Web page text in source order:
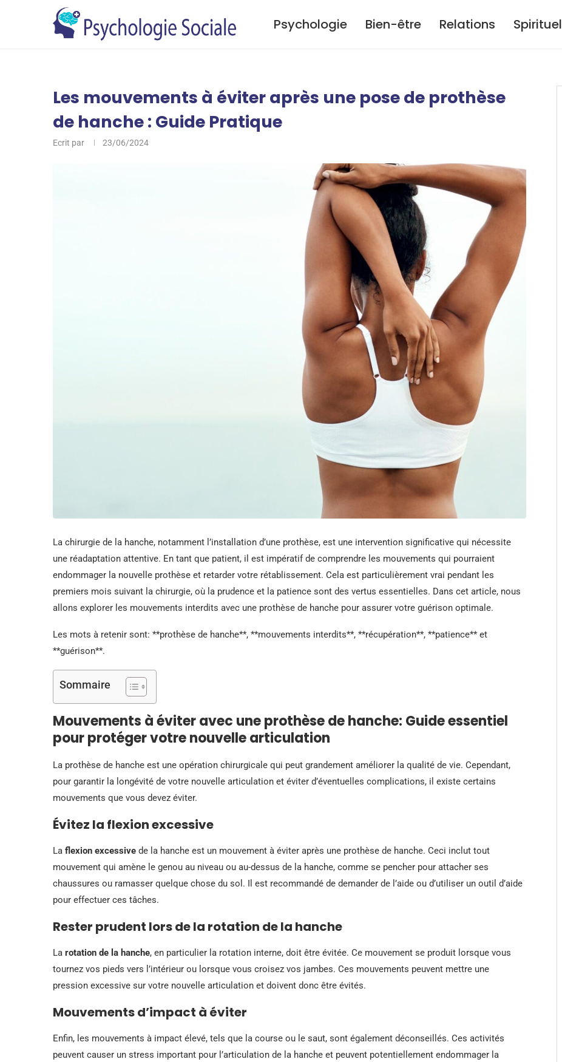
Psychologie Bien-être Relations Spirituel
Les mouvements à éviter après une pose de prothèse
de hanche : Guide Pratique
Ecrit par 23/06/2024
La chirurgie de la hanche, notamment l’installation d’une prothèse, est une intervention significative qui nécessite
une réadaptation attentive. En tant que patient, il est impératif de comprendre les mouvements qui pourraient
endommager la nouvelle prothèse et retarder votre rétablissement. Cela est particulièrement vrai pendant les
premiers mois suivant la chirurgie, où la prudence et la patience sont des vertus essentielles. Dans cet article, nous
allons explorer les mouvements interdits avec une prothèse de hanche pour assurer votre guérison optimale.
Les mots à retenir sont: **prothèse de hanche**, **mouvements interdits**, **récupération**, **patience** et
**guérison**.
Sommaire
Mouvements à éviter avec une prothèse de hanche: Guide essentiel
pour protéger votre nouvelle articulation
La prothèse de hanche est une opération chirurgicale qui peut grandement améliorer la qualité de vie. Cependant,
pour garantir la longévité de votre nouvelle articulation et éviter d’éventuelles complications, il existe certains
mouvements que vous devez éviter.
Évitez la flexion excessive
La flexion excessive de la hanche est un mouvement à éviter après une prothèse de hanche. Ceci inclut tout
mouvement qui amène le genou au niveau ou au-dessus de la hanche, comme se pencher pour attacher ses
chaussures ou ramasser quelque chose du sol. Il est recommandé de demander de l’aide ou d’utiliser un outil d’aide
pour effectuer ces tâches.
Rester prudent lors de la rotation de la hanche
La rotation de la hanche, en particulier la rotation interne, doit être évitée. Ce mouvement se produit lorsque vous
tournez vos pieds vers l’intérieur ou lorsque vous croisez vos jambes. Ces mouvements peuvent mettre une
pression excessive sur votre nouvelle articulation et doivent donc être évités.
Mouvements d’impact à éviter
Enfin, les mouvements à impact élevé, tels que la course ou le saut, sont également déconseillés. Ces activités
peuvent causer un stress important pour l’articulation de la hanche et peuvent potentiellement endommager la